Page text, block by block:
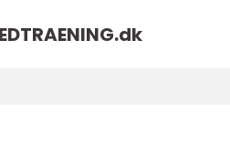
dk